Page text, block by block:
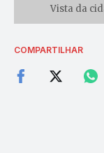
Vista da
COMPARTILHAR